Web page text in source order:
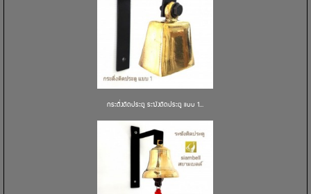
กระดิ่งติดประตู ระฆังติดประตู แบบ 1...